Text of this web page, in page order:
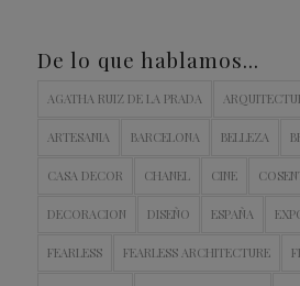
De lo que hablamos…
AGATHA RUIZ DE LA PRADA
ARTESANIA BARCELONA BELLEZA
CASA DECOR CHANEL CINE
DECORACION DISEÑO ESPAÑA
FEARLESS FEARLESS ARCHITECTURE